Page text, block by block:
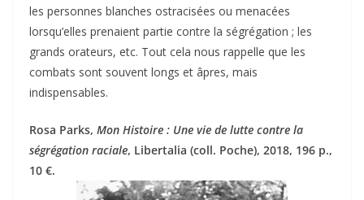
les personnes blanches ostracisées ou menacées
lorsqu’elles prenaient partie contre la ségrégation ; les
grands orateurs, etc. Tout cela nous rappelle que les
combats sont souvent longs et âpres, mais
indispensables.
Rosa Parks, Mon Histoire : Une vie de lutte contre la
ségrégation raciale, Libertalia (coll. Poche), 2018, 196 p.,
10 €.